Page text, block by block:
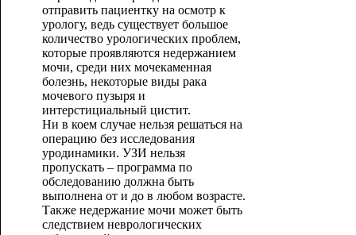
отправить пациентку на осмотр к
урологу, ведь существует большое
количество урологических проблем,
которые проявляются недержанием
мочи, среди них мочекаменная
болезнь, некоторые виды рака
мочевого пузыря и
интерстициальный цистит.
Ни в коем случае нельзя решаться на
операцию без исследования
уродинамики. УЗИ нельзя
пропускать – программа по
обследованию должна быть
выполнена от и до в любом возрасте.
Также недержание мочи может быть
следствием неврологических